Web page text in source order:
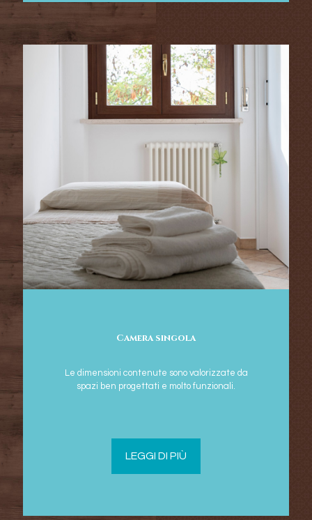
Camera singola
Le dimensioni contenute sono valorizzate da
spazi ben progettati e molto funzionali.
LEGGI DI PIÙ